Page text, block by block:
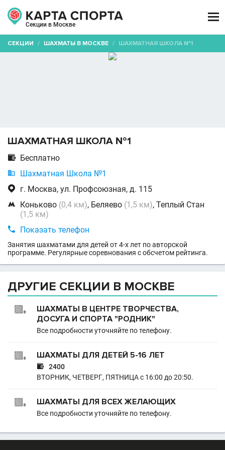
Секции в Москве

СЕКЦИИ / ШАХМАТЫ В МОСКВЕ / ШАХМАТНАЯ ШКОЛА №1
ШАХМАТНАЯ ШКОЛА №1
 Бесплатно
 Шахматная Школа №1
 г. Москва, ул. Профсоюзная, д. 115
 Коньково (0,4 км), Беляево (1,5 км), Теплый Стан
(1,5 км)
 Показать телефон
Занятия шахматами для детей от 4-х лет по авторской
программе. Регулярные соревнования с обсчетом рейтинга.
ДРУГИЕ СЕКЦИИ В МОСКВЕ
ШАХМАТЫ В ЦЕНТРЕ ТВОРЧЕСТВА,
ДОСУГА И СПОРТА "РОДНИК"
Все подробности уточняйте по телефону.
ШАХМАТЫ ДЛЯ ДЕТЕЙ 5-16 ЛЕТ

2400
ВТОРНИК, ЧЕТВЕРГ, ПЯТНИЦА с 16:00 до 20:50.
ШАХМАТЫ ДЛЯ ВСЕХ ЖЕЛАЮЩИХ
Все подробности уточняйте по телефону.